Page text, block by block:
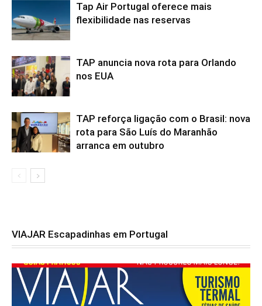
Tap Air Portugal oferece mais
flexibilidade nas reservas
TAP anuncia nova rota para Orlando
nos EUA
TAP reforça ligação com o Brasil: nova
rota para São Luís do Maranhão
arranca em outubro
VIAJAR Escapadinhas em Portugal